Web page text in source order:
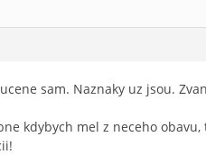
sam. Naznaky uz jsou.
kdybych mel z neceho obavu,